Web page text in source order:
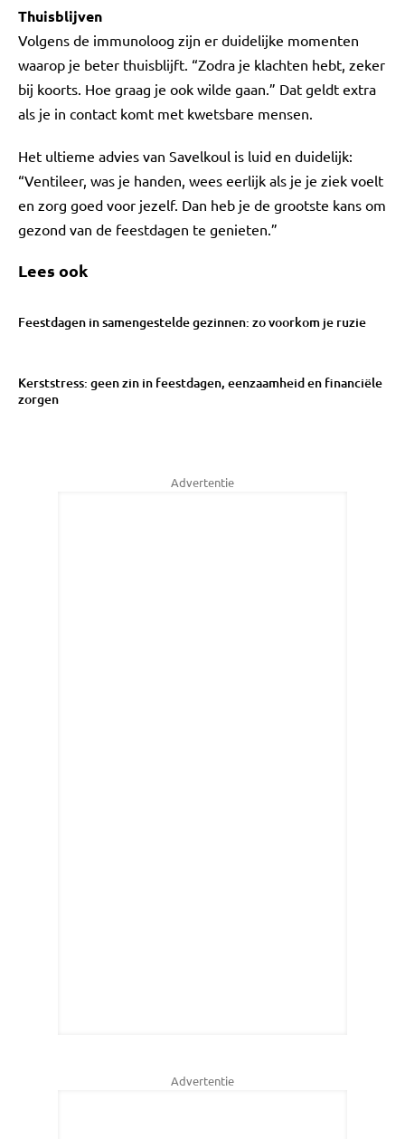
Thuisblijven
Volgens de immunoloog zijn er duidelijke momenten
waarop je beter thuisblijft. “Zodra je klachten hebt, zeker
bij koorts. Hoe graag je ook wilde gaan.” Dat geldt extra
als je in contact komt met kwetsbare mensen.
Het ultieme advies van Savelkoul is luid en duidelijk:
“Ventileer, was je handen, wees eerlijk als je je ziek voelt
en zorg goed voor jezelf. Dan heb je de grootste kans om
gezond van de feestdagen te genieten.”
Lees ook
Feestdagen in samengestelde gezinnen: zo voorkom je ruzie
Kerststress: geen zin in feestdagen, eenzaamheid en financiële
zorgen
Advertentie
Advertentie